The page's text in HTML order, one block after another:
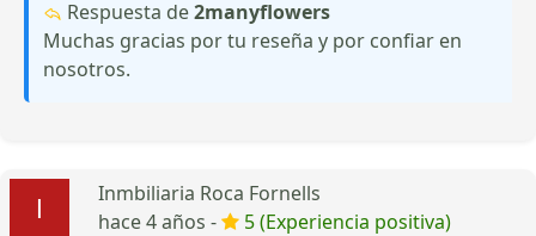
Respuesta de2manyflowers
Muchas gracias por tu reseña y por confiar en
nosotros.
Inmbiliaria Roca Fornells
hace 4 años -
5 (Experiencia positiva)